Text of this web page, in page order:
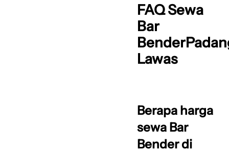
FAQ Sewa
Bar
Lawas
Berapa harga
sewa Bar
Bender di